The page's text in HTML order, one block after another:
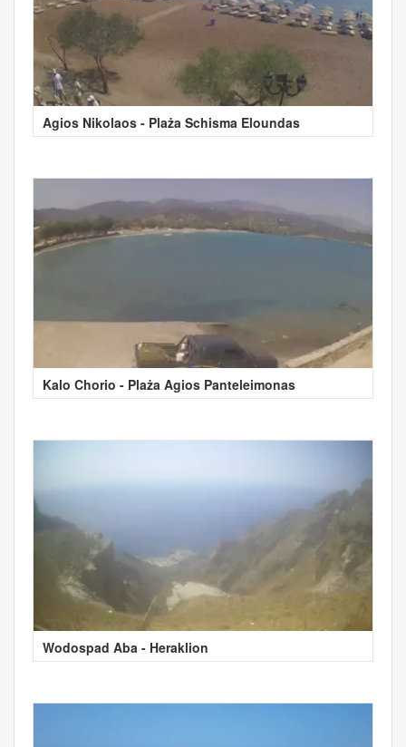
Agios Nikolaos - Plaża Schisma Eloundas
Kalo Chorio - Plaża Agios Panteleimonas
Wodospad Aba - Heraklion